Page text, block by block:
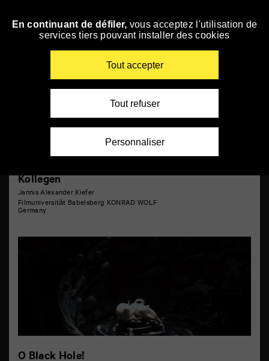
Skip
Courts métrages 8
Kollegen
Jannis Alexander Kiefer
Filmuniversität Babelsberg KONRAD WOLF
Germany
O Black Hole!
En continuant de défiler, vous acceptez l'utilisation de
services tiers pouvant installer des cookies
Tout accepter
Tout refuser
Personnaliser